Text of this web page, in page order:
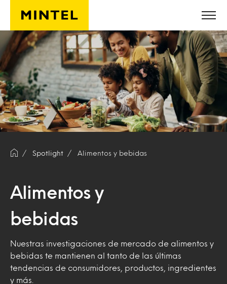
Saltar al contenido principal
Spotlight Alimentos y bebidas
Alimentos y
bebidas
Nuestras investigaciones de mercado de alimentos y
bebidas te mantienen al tanto de las últimas
tendencias de consumidores, productos, ingredientes
y más.